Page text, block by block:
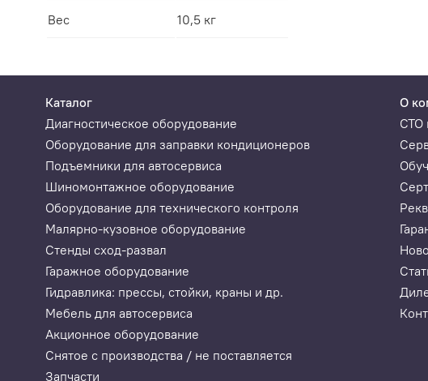
Вес 10,5 кг
Каталог
Диагностическое оборудование
Оборудование для заправки кондиционеров
Подъемники для автосервиса
Шиномонтажное оборудование
Оборудование для технического контроля
Малярно-кузовное оборудование
Стенды сход-развал
Гаражное оборудование
Гидравлика: прессы, стойки, краны и др.
Мебель для автосервиса
Акционное оборудование
Снятое с производства / не поставляется
Запчасти
О
СТО